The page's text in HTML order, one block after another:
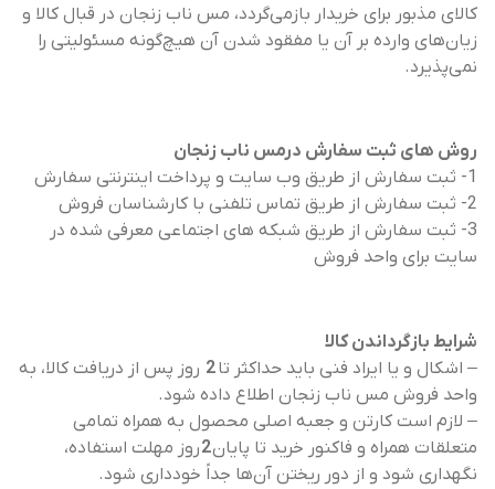
کالای مذبور برای خریدار بازمی‌گردد، مس ناب زنجان در قبال کالا و
زیان‌های وارده بر آن یا مفقود شدن آن هیچ‌گونه مسئولیتی را
نمی‌پذیرد.
روش های ثبت سفارش درمس ناب زنجان
1- ثبت سفارش از طریق وب سایت و پرداخت اینترنتی سفارش
2- ثبت سفارش از طریق تماس تلفنی با کارشناسان فروش
3- ثبت سفارش از طریق شبکه های اجتماعی معرفی شده در
سایت برای واحد فروش
شرایط بازگرداندن کالا
– اشکال و یا ایراد فنی باید حداکثر تا2 روز پس از دریافت کالا، به
واحد فروش مس ناب زنجان اطلاع داده شود.
– لازم است کارتن و جعبه اصلی محصول به همراه تمامی
متعلقات همراه و فاکنور خرید تا پایان2روز مهلت استفاده،
نگهداری شود و از دور ریختن آن‌ها جداً خودداری شود.